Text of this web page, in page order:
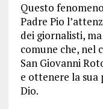
Questo
Padre Pio
dei giornalisti,
comune che, nel
San Giovanni
e ottenere la sua
Dio.